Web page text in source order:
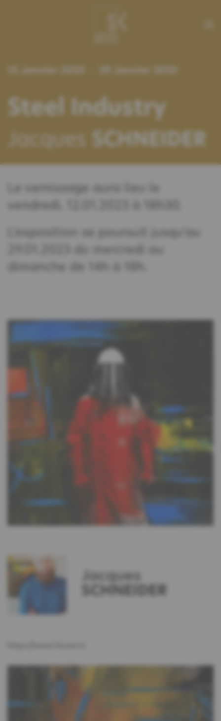
13. janvier 2023 29. janvier 2023
Steel Industry
Jacques SCHNEIDER
Le vernissage aura lieu le
vendredi, 12.01.2023 à 18h30.
L’exposition se poursuit jusqu’au
29.01.2023 du mercredi au
dimanche de 14h à 18h.
Jacques
SCHNEIDER